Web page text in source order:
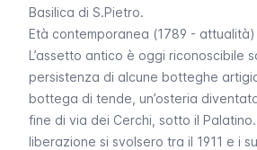
Basilica di S.Pietro.
Età contemporanea (1789 - attualità)
L’assetto antico è oggi riconoscibile
persistenza di alcune botteghe
bottega di tende, un’osteria
fine di via dei Cerchi, sotto il
liberazione si svolsero tra il 1911 e i